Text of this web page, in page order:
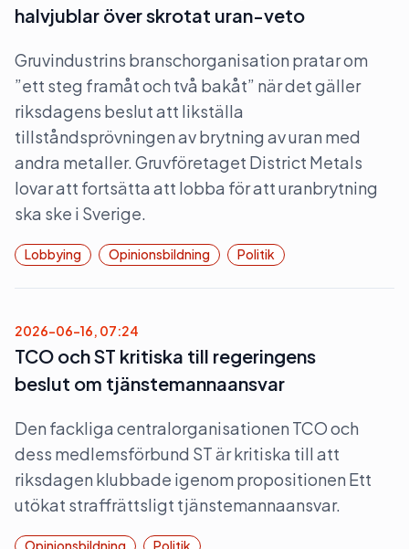
halvjublar över skrotat uran-veto
Gruvindustrins branschorganisation pratar om
”ett steg framåt och två bakåt” när det gäller
riksdagens beslut att likställa
tillståndsprövningen av brytning av uran med
andra metaller. Gruvföretaget District Metals
lovar att fortsätta att lobba för att uranbrytning
ska ske i Sverige.
Lobbying Opinionsbildning Politik
2026-06-16, 07:24
TCO och ST kritiska till regeringens
beslut om tjänstemannaansvar
Den fackliga centralorganisationen TCO och
dess medlemsförbund ST är kritiska till att
riksdagen klubbade igenom propositionen Ett
utökat straffrättsligt tjänstemannaansvar.
Opinionsbildning Politik